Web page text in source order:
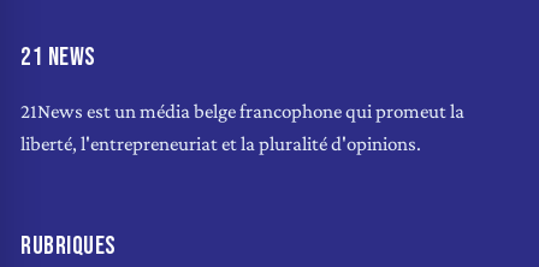
21 NEWS
21News est un média belge francophone qui promeut la
liberté, l'entrepreneuriat et la pluralité d'opinions.
RUBRIQUES